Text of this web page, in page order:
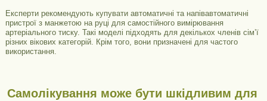
Експерти рекомендують купувати автоматичні та напівавтоматичні
пристрої з манжетою на руці для самостійного вимірювання
артеріального тиску. Такі моделі підходять для декількох членів сім’ї
різних вікових категорій. Крім того, вони призначені для частого
використання.
Самолікування може бути шкідливим для